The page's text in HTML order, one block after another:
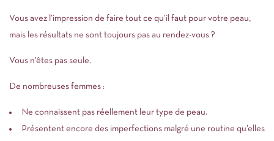
Vous avez l’impression de faire tout ce qu’il faut pour votre peau,
mais les résultats ne sont toujours pas au rendez-vous ?
Vous n’êtes pas seule.
De nombreuses femmes :
Ne connaissent pas réellement leur type de peau.
Présentent encore des imperfections malgré une routine qu’elles